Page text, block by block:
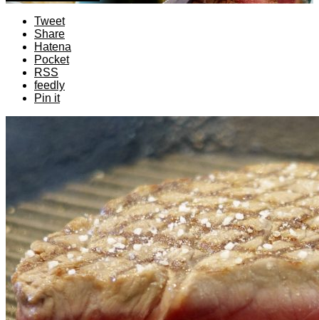
Tweet
Share
Hatena
Pocket
RSS
feedly
Pin it